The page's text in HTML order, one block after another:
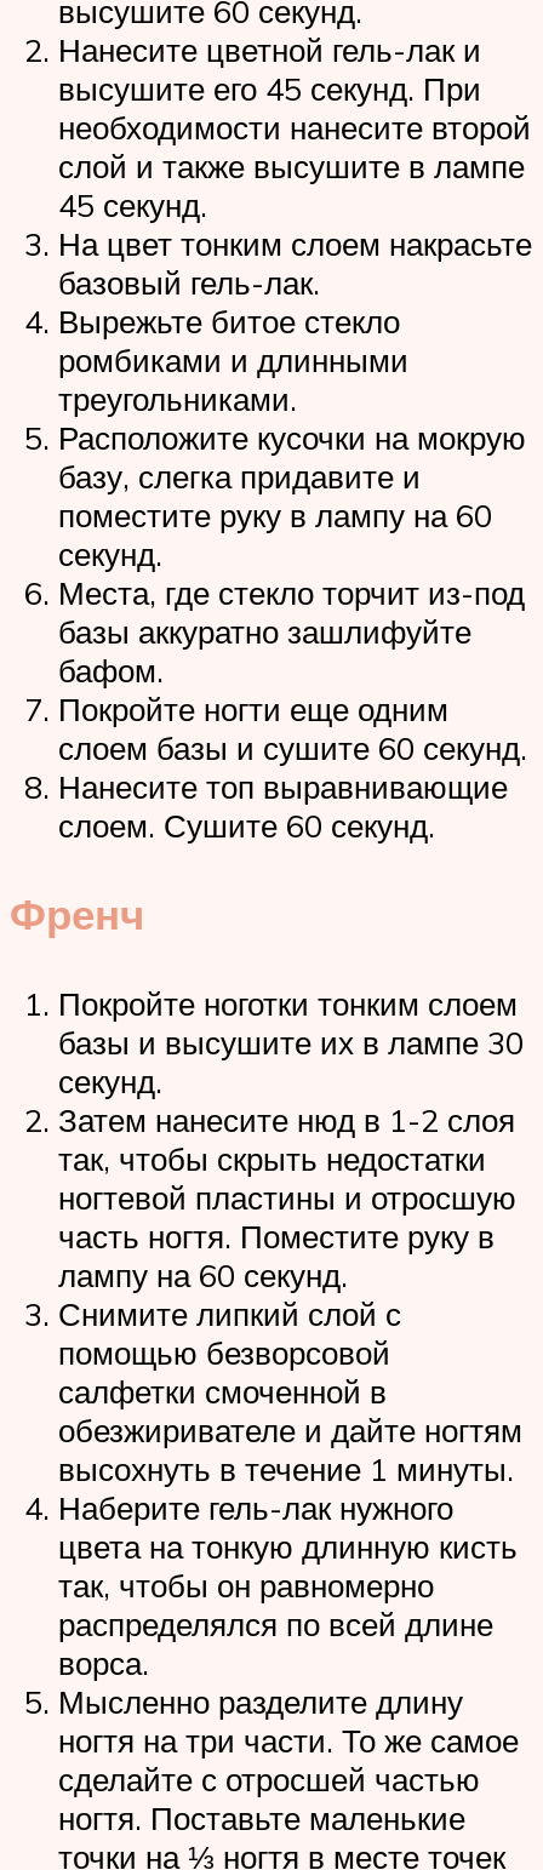
высушите 60 секунд.
Нанесите цветной гель-лак и
высушите его 45 секунд. При
необходимости нанесите второй
слой и также высушите в лампе
45 секунд.
На цвет тонким слоем накрасьте
базовый гель-лак.
Вырежьте битое стекло
ромбиками и длинными
треугольниками.
Расположите кусочки на мокрую
базу, слегка придавите и
поместите руку в лампу на 60
секунд.
Места, где стекло торчит из-под
базы аккуратно зашлифуйте
бафом.
Покройте ногти еще одним
слоем базы и сушите 60 секунд.
Нанесите топ выравнивающие
слоем. Сушите 60 секунд.
Френч
Покройте ноготки тонким слоем
базы и высушите их в лампе 30
секунд.
Затем нанесите нюд в 1-2 слоя
так, чтобы скрыть недостатки
ногтевой пластины и отросшую
часть ногтя. Поместите руку в
лампу на 60 секунд.
Снимите липкий слой с
помощью безворсовой
салфетки смоченной в
обезжиривателе и дайте ногтям
высохнуть в течение 1 минуты.
Наберите гель-лак нужного
цвета на тонкую длинную кисть
так, чтобы он равномерно
распределялся по всей длине
ворса.
Мысленно разделите длину
ногтя на три части. То же самое
сделайте с отросшей частью
ногтя. Поставьте маленькие
точки на ⅓ ногтя в месте точек